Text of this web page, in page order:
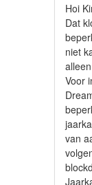
Hoi
Dat
niet
Voor
van